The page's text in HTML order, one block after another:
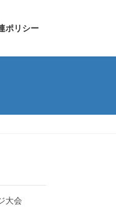
ポリシー
大会